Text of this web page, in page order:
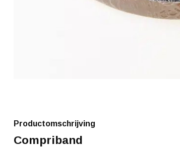
Productomschrijving
Compriband